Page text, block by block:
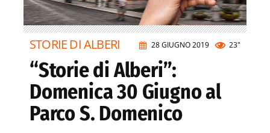
28 GIUGNO 2019 23"
STORIE DI ALBERI
“Storie di Alberi”:
Domenica 30 Giugno al
Parco S. Domenico